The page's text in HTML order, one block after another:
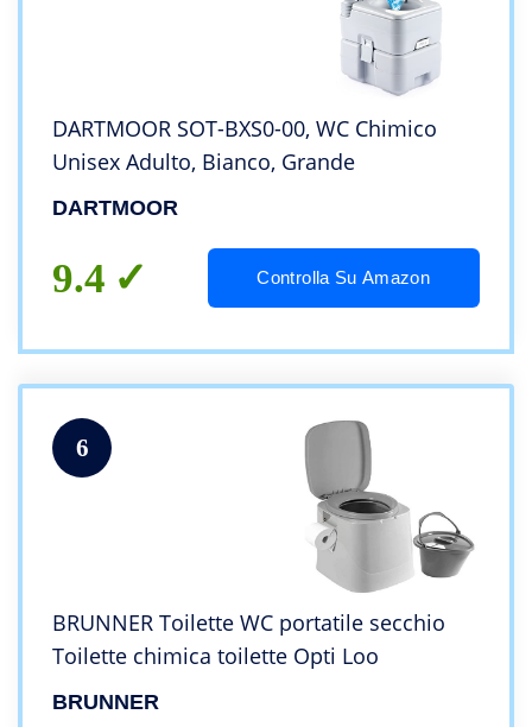
DARTMOOR SOT-BXS0-00, WC Chimico
Unisex Adulto, Bianco, Grande
DARTMOOR
9.4 Controlla Su Amazon
6
BRUNNER Toilette WC portatile secchio
Toilette chimica toilette Opti Loo
BRUNNER